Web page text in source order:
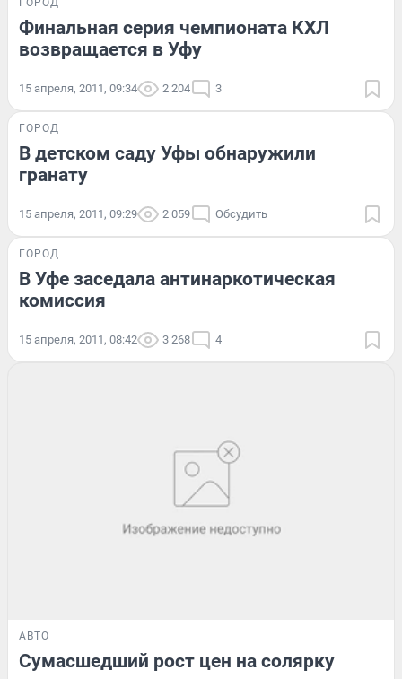
Финальная серия чемпионата КХЛ
возвращается в Уфу
15 апреля, 2011, 09:34 2 204 3
ГОРОД
В детском саду Уфы обнаружили
гранату
15 апреля, 2011, 09:29 2 059 Обсудить
ГОРОД
В Уфе заседала антинаркотическая
комиссия
15 апреля, 2011, 08:42 3 268 4
АВТО
Сумасшедший рост цен на солярку